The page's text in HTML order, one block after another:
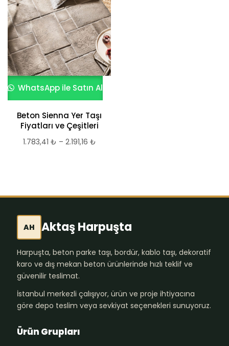
WhatsApp ile Satın Al
Beton Sienna Yer Taşı
Fiyatları ve Çeşitleri
1.783,41 ₺ – 2.191,16 ₺
AH Aktaş Harpuşta
Harpuşta, beton parke taşı, bordür, kablo taşı, dekoratif
karo ve dış mekan beton ürünlerinde hızlı teklif ve
güvenilir teslimat.
İstanbul merkezli çalışıyor, ürün ve proje ihtiyacına
göre depo teslim veya sevkiyat seçenekleri sunuyoruz.
Ürün Grupları